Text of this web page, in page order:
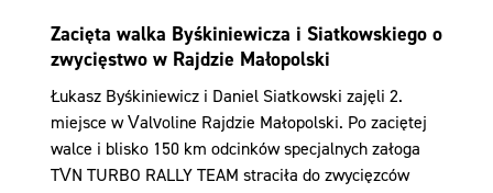
Zacięta walka Byśkiniewicza i Siatkowskiego o
zwycięstwo w Rajdzie Małopolski
Łukasz Byśkiniewicz i Daniel Siatkowski zajęli 2.
miejsce w Valvoline Rajdzie Małopolski. Po zaciętej
walce i blisko 150 km odcinków specjalnych załoga
TVN TURBO RALLY TEAM straciła do zwycięzców